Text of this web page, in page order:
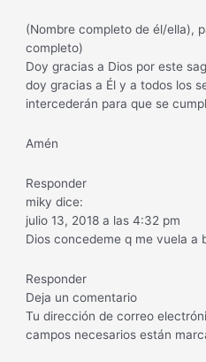
(Nombre completo de él/ella),
completo)
Doy gracias a Dios por este
doy gracias a Él y a todos los
intercederán para que se
Amén
Responder
miky dice:
julio 13, 2018 a las 4:32 pm
Dios concedeme q me vuela a
Responder
Deja un comentario
Tu dirección de correo
campos necesarios están